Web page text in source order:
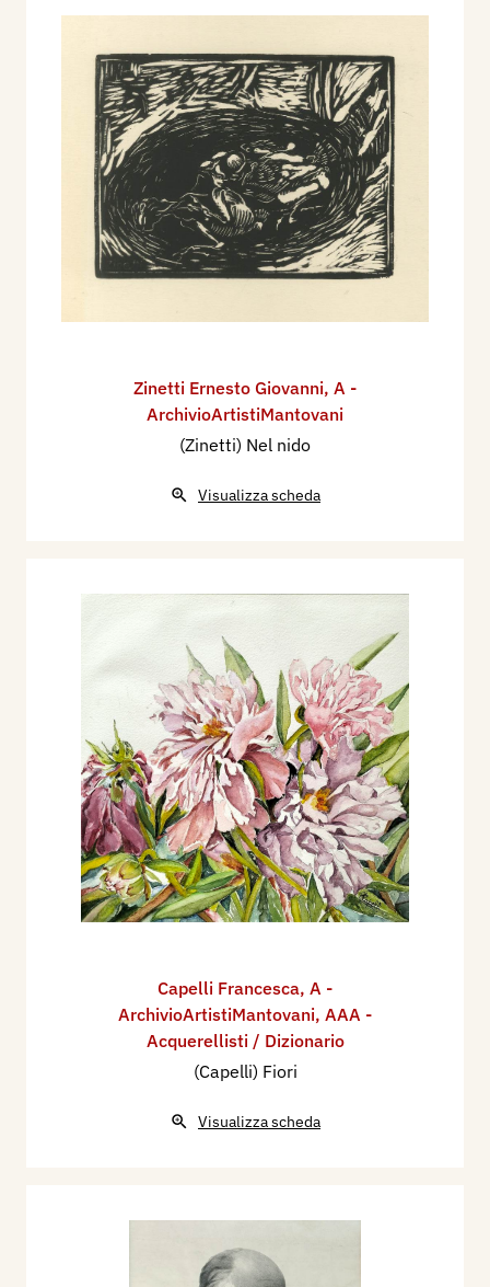
Zinetti Ernesto Giovanni, A -
ArchivioArtistiMantovani
(Zinetti) Nel nido
Visualizza scheda
Capelli Francesca, A -
ArchivioArtistiMantovani, AAA -
Acquerellisti / Dizionario
(Capelli) Fiori
Visualizza scheda